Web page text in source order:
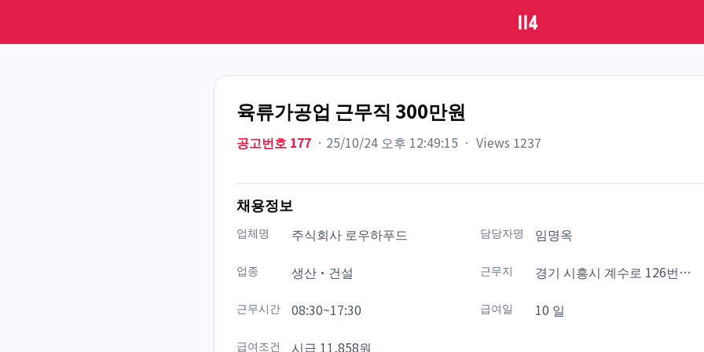
육류가공업 근무직 300만원
공고번호 177 ㆍ 25/10/24 오후 12:49:15 ㆍ Views 1237
채용정보
업체명 주식회사 로우하푸드 담당자명 임명옥
업종 생산·건설 근무지
경기 시흥시 계수로 126번길
근무시간 08:30~17:30 급여일 10 일
급여조건 시급 11,858원